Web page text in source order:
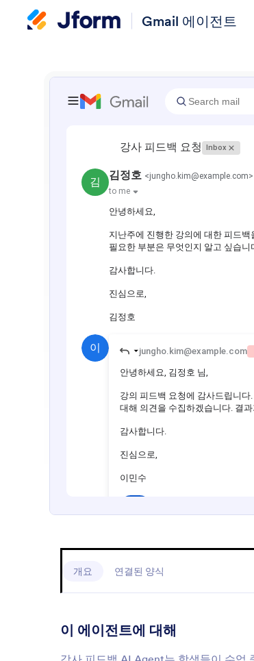
Gmail 에이전트
개요 연결된 양식
이 에이전트에 대해